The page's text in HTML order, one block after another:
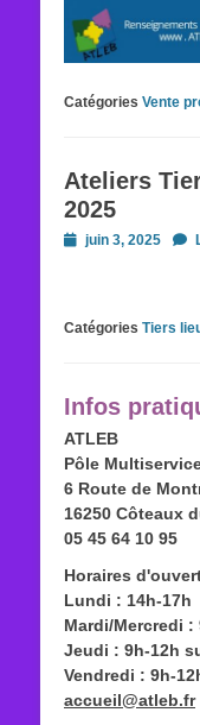
Catégories Vente
Ateliers
2025
Postedjuin 3, 2025
Catégories Tiers
Infos
ATLEB
Pôle
6 Route de
16250 Côteaux
05 45 64 10 95
Horaires
Lundi : 14h-17h
Mardi/Mercredi :
Jeudi : 9h-12h
Vendredi : 9h-
accueil@atleb.fr